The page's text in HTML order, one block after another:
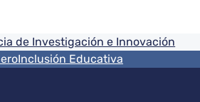
de Investigación e Innovación
Inclusión Educativa